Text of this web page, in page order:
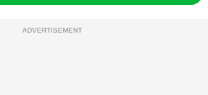
ADVERTISEMENT